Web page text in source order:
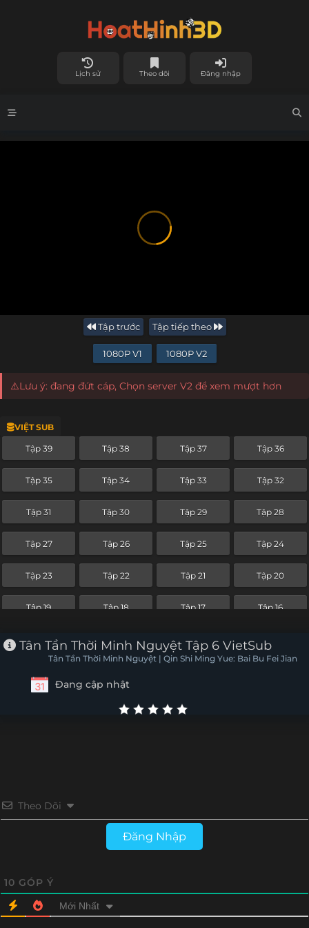
Lịch sử Theo dõi Đăng nhập
Tập trước Tập tiếp theo
1080P V1 1080P V2
⚠️Lưu ý: đang đứt cáp, Chọn server V2 để xem mượt hơn
VIỆT SUB
Tập 39 Tập 38 Tập 37 Tập 36
Tập 35 Tập 34 Tập 33 Tập 32
Tập 31 Tập 30 Tập 29 Tập 28
Tập 27 Tập 26 Tập 25 Tập 24
Tập 23 Tập 22 Tập 21 Tập 20
Tập 19 Tập 18 Tập 17 Tập 16
Tập 15 Tập 14 Tập 13 Tập 12
Tập 6 Tập 5
Tân Tần Thời Minh Nguyệt Tập 6 VietSub
Tân Tần Thời Minh Nguyệt | Qin Shi Ming Yue: Bai Bu Fei Jian
Đang cập nhật
Theo Dõi
Đăng Nhập
10 GÓP Ý
Mới Nhất